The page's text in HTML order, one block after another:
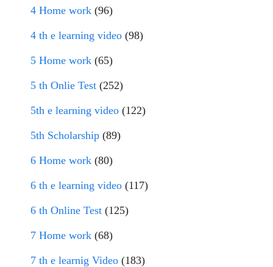
4 Home work (96)
4 th e learning video (98)
5 Home work (65)
5 th Onlie Test (252)
5th e learning video (122)
5th Scholarship (89)
6 Home work (80)
6 th e learning video (117)
6 th Online Test (125)
7 Home work (68)
7 th e learnig Video (183)